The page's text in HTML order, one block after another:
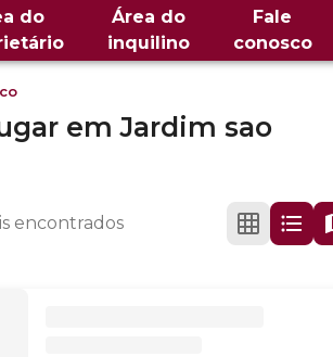
do
Área do
inquilino
Fale
conosco
emJardim sao
encontrados